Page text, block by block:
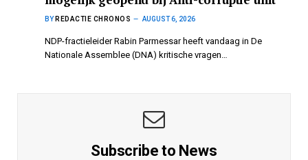
BY REDACTIE CHRONOS AUGUST 6, 2026
NDP-fractieleider Rabin Parmessar heeft vandaag in De
Nationale Assemblee (DNA) kritische vragen…
Subscribe to News